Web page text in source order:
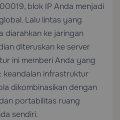
blok IP Anda menjadi
Lalu lintas yang
diarahkan ke jaringan
diteruskan ke server
ini memberi Anda yang
keandalan infrastruktur
dikombinasikan dengan
portabilitas ruang
sendiri.